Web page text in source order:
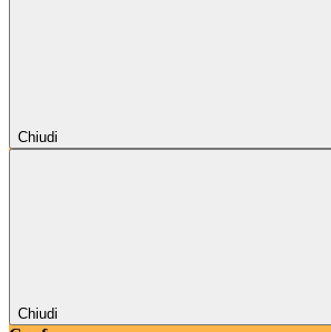
Chiudi
Chiudi